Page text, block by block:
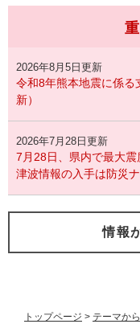
トップページ > テーマか
2026年8月5日更新
令和8年熊本地震に係る
新）
2026年7月28日更新
7月28日、県内で最大震
津波情報の入手は防災
情報